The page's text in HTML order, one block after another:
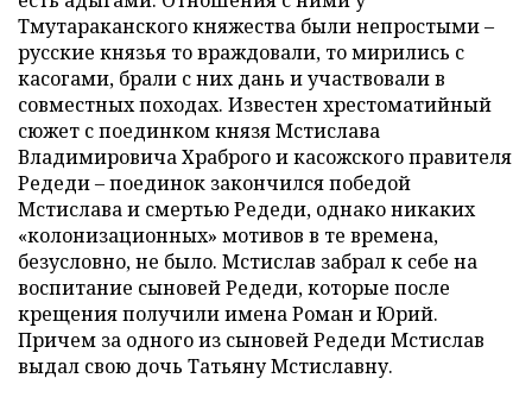
Тмутараканского княжества были непростыми –
русские князья то враждовали, то мирились с
касогами, брали с них дань и участвовали в
совместных походах. Известен хрестоматийный
сюжет с поединком князя Мстислава
Владимировича Храброго и касожского правителя
Редеди – поединок закончился победой
Мстислава и смертью Редеди, однако никаких
«колонизационных» мотивов в те времена,
безусловно, не было. Мстислав забрал к себе на
воспитание сыновей Редеди, которые после
крещения получили имена Роман и Юрий.
Причем за одного из сыновей Редеди Мстислав
выдал свою дочь Татьяну Мстиславну.